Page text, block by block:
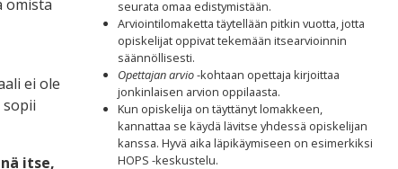
omista
ei ole
itse,
seurata omaa edistymistään.
Arviointilomaketta täytellään pitkin vuotta, jotta
opiskelijat oppivat tekemään itsearvioinnin
säännöllisesti.
Opettajan arvio-kohtaan opettaja kirjoittaa
jonkinlaisen arvion oppilaasta.
Kun opiskelija on täyttänyt lomakkeen,
kannattaa se käydä lävitse yhdessä opiskelijan
kanssa. Hyvä aika läpikäymiseen on esimerkiksi
HOPS -keskustelu.